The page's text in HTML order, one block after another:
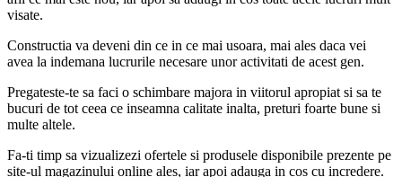
visate.
Constructia va deveni din ce in ce mai usoara, mai ales daca vei
avea la indemana lucrurile necesare unor activitati de acest gen.
Pregateste-te sa faci o schimbare majora in viitorul apropiat si sa te
bucuri de tot ceea ce inseamna calitate inalta, preturi foarte bune si
multe altele.
Fa-ti timp sa vizualizezi ofertele si produsele disponibile prezente pe
site-ul magazinului online ales, iar apoi adauga in cos cu incredere.